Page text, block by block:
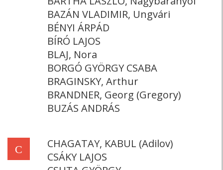
BAZÁN VLADIMIR, Ungvári
BÉNYI ÁRPÁD
BÍRÓ LAJOS
BLAJ, Nora
BORGÓ GYÖRGY CSABA
BRAGINSKY, Arthur
BRANDNER, Georg (Gregory)
BUZÁS ANDRÁS
C
CHAGATAY, KABUL (Adilov)
CSÁKY LAJOS